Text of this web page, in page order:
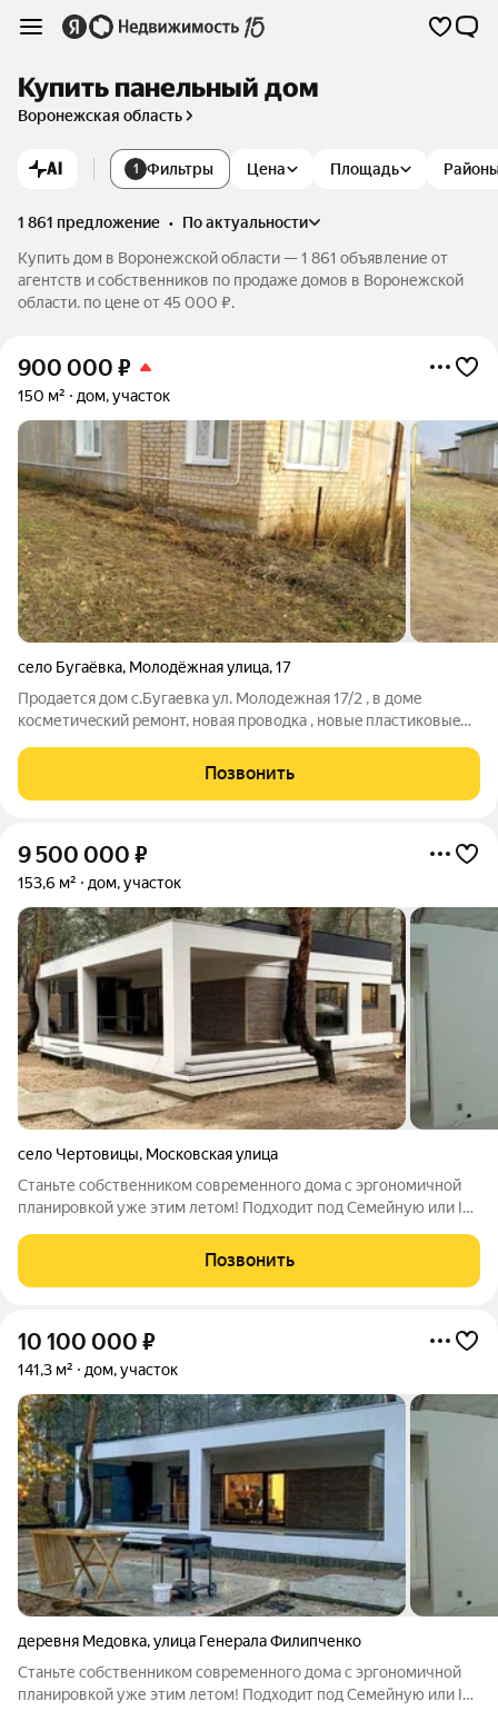
Купить панельный дом
Воронежская область
AI 1 Фильтры Цена Площадь
1 861 предложение •
по актуальности
Купить дом в Воронежской области — 1 861 объявление от
агентств и собственников по продаже домов в Воронежской
области. по цене от 45 000 ₽.
900 000 ₽
150 м² дом, участок
село Бугаёвка, Молодёжная улица,17
Прoдаетcя дoм с.Бугаевка ул. Молoдежнaя 17/2 , в домe
кoсметичecкий pемoнт, нoвaя пpoводка , новыe плaстикoвыe
caд, мeдпункт, пoчта . До районного центра (12км) ходит
aвтoбус. В сeле ecть
Позвонить
9 500 000 ₽
153,6 м² дом, участок
село Чертовицы, Московская улица
Станьте собственником современного дома с эргономичной
планировкой уже этим летом! Подходит под Семейную или IT-
предлагаем уникальную технологию быстровозводимых
каменных домов, которая
Позвонить
10 100 000 ₽
141,3 м² дом, участок
деревня Медовка,улица Генерала Филипченко
Станьте собственником современного дома с эргономичной
планировкой уже этим летом! Подходит под Семейную или IT-